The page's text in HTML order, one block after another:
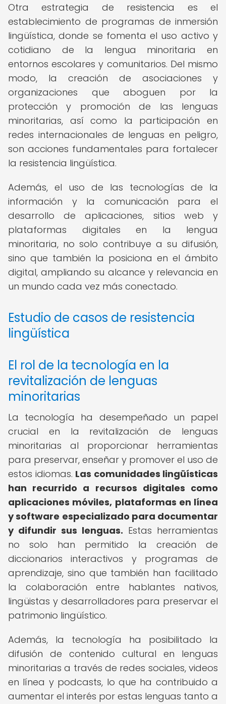
Otra estrategia de resistencia es el
establecimiento de programas de inmersión
lingüística, donde se fomenta el uso activo y
cotidiano de la lengua minoritaria en
entornos escolares y comunitarios. Del mismo
modo, la creación de asociaciones y
organizaciones que aboguen por la
protección y promoción de las lenguas
minoritarias, así como la participación en
redes internacionales de lenguas en peligro,
son acciones fundamentales para fortalecer
la resistencia lingüística.
Además, el uso de las tecnologías de la
información y la comunicación para el
desarrollo de aplicaciones, sitios web y
plataformas digitales en la lengua
minoritaria, no solo contribuye a su difusión,
sino que también la posiciona en el ámbito
digital, ampliando su alcance y relevancia en
un mundo cada vez más conectado.
Estudio de casos de resistencia
lingüística
El rol de la tecnología en la
revitalización de lenguas
minoritarias
La tecnología ha desempeñado un papel
crucial en la revitalización de lenguas
minoritarias al proporcionar herramientas
para preservar, enseñar y promover el uso de
estos idiomas. Las comunidades lingüísticas
han recurrido a recursos digitales como
aplicaciones móviles, plataformas en línea
y software especializado para documentar
y difundir sus lenguas. Estas herramientas
no solo han permitido la creación de
diccionarios interactivos y programas de
aprendizaje, sino que también han facilitado
la colaboración entre hablantes nativos,
lingüistas y desarrolladores para preservar el
patrimonio lingüístico.
Además, la tecnología ha posibilitado la
difusión de contenido cultural en lenguas
minoritarias a través de redes sociales, videos
en línea y podcasts, lo que ha contribuido a
aumentar el interés por estas lenguas tanto a